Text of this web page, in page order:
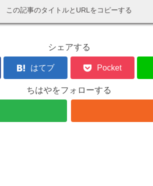
この記事のタイトルとURLをコピーする
シェアする
はてブ Pocket
ちはやをフォローする